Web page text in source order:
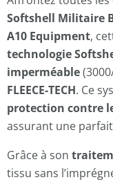
Softshell Militaire
A10 Equipment,
technologie
imperméable
FLEECE-TECH. Ce
protection contre
assurant une
Grâce à son
tissu sans